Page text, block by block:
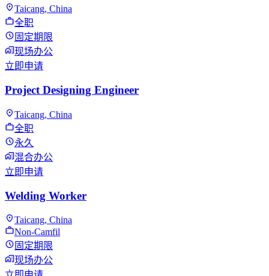
Taicang, China
全职
固定期限
现场办公
立即申请
Project Designing Engineer
Taicang, China
全职
永久
混合办公
立即申请
Welding Worker
Taicang, China
Non-Camfil
固定期限
现场办公